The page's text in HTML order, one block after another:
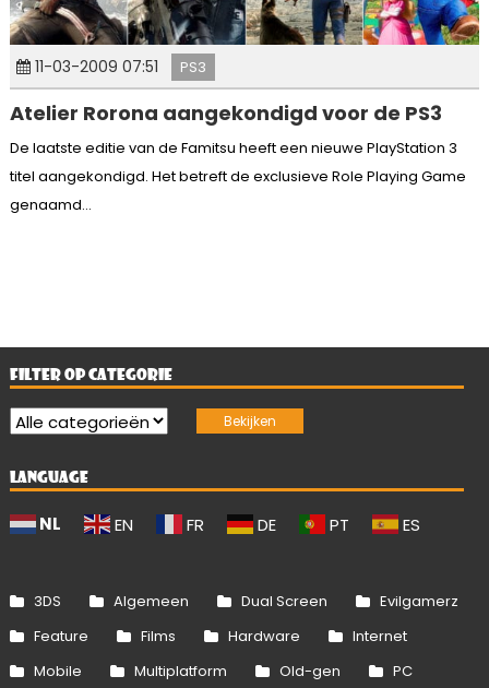
11-03-2009 07:51 PS3
Atelier Rorona aangekondigd voor de PS3
De laatste editie van de Famitsu heeft een nieuwe PlayStation 3
titel aangekondigd. Het betreft de exclusieve Role Playing Game
genaamd...
FILTER OP CATEGORIE
LANGUAGE
NL EN FR DE PT ES
3DS Algemeen Dual Screen
Evilgamerz
Feature
Films Hardware
Internet
Mobile
Multiplatform Old-gen PC